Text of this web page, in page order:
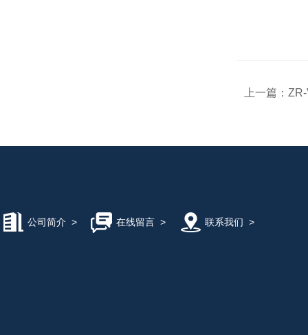
上一篇：
公司简介 > 在线留言> 联系我们 >